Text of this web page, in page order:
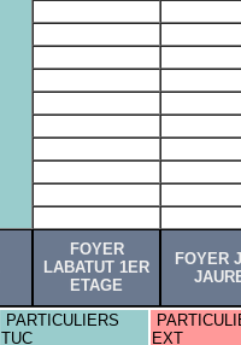
FOYER
LABATUT 1ER
ETAGE
FOYER
PARTICULIERS
TUC
EXT